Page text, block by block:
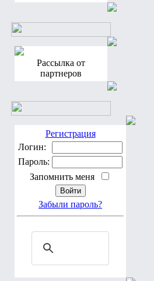
Рассылка от
партнеров
Регистрация
Логин:
Пароль:
Запомнить меня
Забыли пароль?